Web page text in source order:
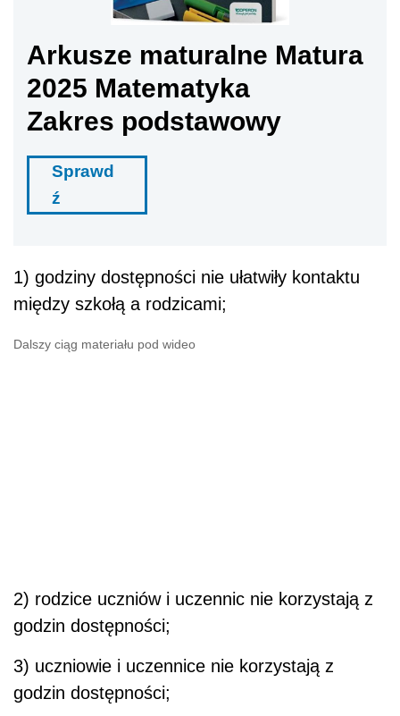
Arkusze maturalne Matura
2025 Matematyka
Zakres podstawowy
Sprawd
ź
1) godziny dostępności nie ułatwiły kontaktu
między szkołą a rodzicami;
Dalszy ciąg materiału pod wideo
2) rodzice uczniów i uczennic nie korzystają z
godzin dostępności;
3) uczniowie i uczennice nie korzystają z
godzin dostępności;